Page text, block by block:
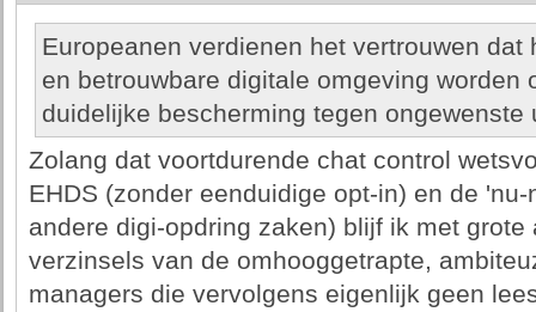
Europeanen verdienen het vertrouwen
en betrouwbare digitale omgeving worden
duidelijke bescherming tegen ongewenste
Zolang dat voortdurende chat control
EHDS (zonder eenduidige opt-in) en de
andere digi-opdring zaken) blijf ik met grote
verzinsels van de omhooggetrapte,
managers die vervolgens eigenlijk geen